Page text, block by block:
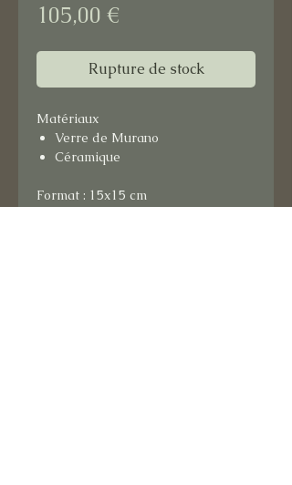
105,00 €
Rupture de stock
Matériaux
Verre de Murano
Céramique
Format : 15x15 cm